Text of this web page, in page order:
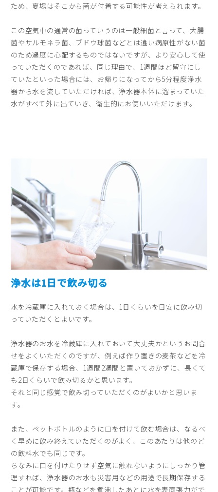
ため、夏場はそこから菌が付着する可能性が考えられます。
この空気中の通常の菌っていうのは一般細菌と言って、大腸
菌やサルモネラ菌、ブドウ球菌などとは違い病原性がない菌
のため過度に心配するものではないですが、より安心して使
っていただくのであれば、同じ理由で、1週間ほど留守にし
ていたといった場合には、お帰りになってから5分程度浄水
器から水を流していただければ、浄水器本体に溜まっていた
水がすべて外に出ていき、衛生的にお使いいただけます。
浄水は1日で飲み切る
水を冷蔵庫に入れておく場合は、1日くらいを目安に飲み切
っていただくとよいです。
浄水器のお水を冷蔵庫に入れておいて大丈夫かというお問合
せをよくいただくのですが、例えば作り置きの麦茶などを冷
蔵庫で保存する場合、1週間2週間と置いておかずに、長くて
も2日くらいで飲み切るかと思います。
それと同じ感覚で飲み切っていただくのがよいかと思いま
す。
また、ペットボトルのように口を付けて飲む場合は、なるべ
く早めに飲み終えていただくのがよく、このあたりは他のど
の飲料水でも同じです。
ちなみに口を付けたりせず空気に触れないようにしっかり管
理すれば、浄水器のお水も災害用などの用途で長期保存する
ことが可能です。瓶などを煮沸したあとに水を表面張力がで